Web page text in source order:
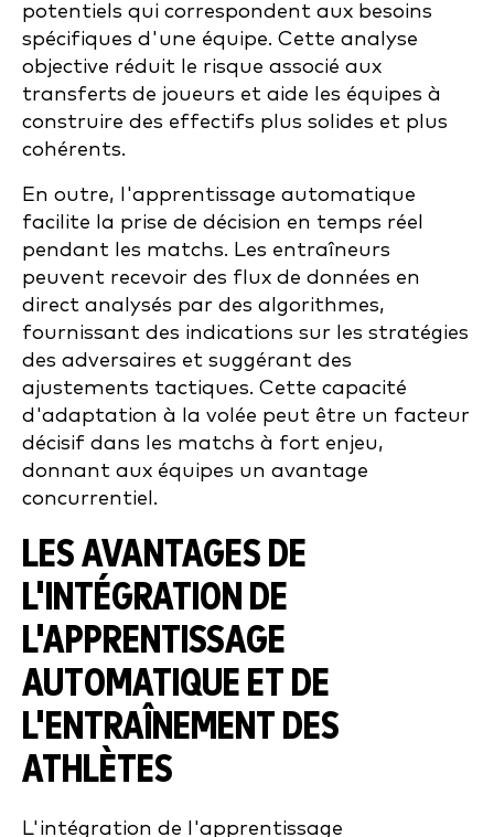
potentiels qui correspondent aux besoins
spécifiques d'une équipe. Cette analyse
objective réduit le risque associé aux
transferts de joueurs et aide les équipes à
construire des effectifs plus solides et plus
cohérents.
En outre, l'apprentissage automatique
facilite la prise de décision en temps réel
pendant les matchs. Les entraîneurs
peuvent recevoir des flux de données en
direct analysés par des algorithmes,
fournissant des indications sur les stratégies
des adversaires et suggérant des
ajustements tactiques. Cette capacité
d'adaptation à la volée peut être un facteur
décisif dans les matchs à fort enjeu,
donnant aux équipes un avantage
concurrentiel.
LES AVANTAGES DE
L'INTÉGRATION DE
L'APPRENTISSAGE
AUTOMATIQUE ET DE
L'ENTRAÎNEMENT DES
ATHLÈTES
L'intégration de l'apprentissage